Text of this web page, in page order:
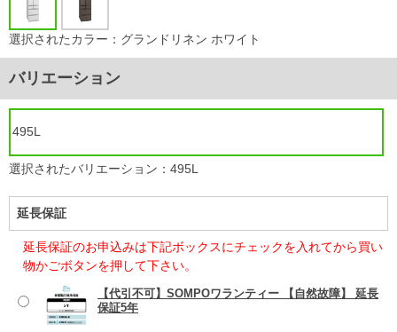
選択されたカラー：グランドリネン ホワイト
バリエーション
495L
選択されたバリエーション：495L
延長保証
延長保証のお申込みは下記ボックスにチェックを入れてから買い
物かごボタンを押して下さい。
【代引不可】SOMPOワランティー 【自然故障】 延長
保証5年